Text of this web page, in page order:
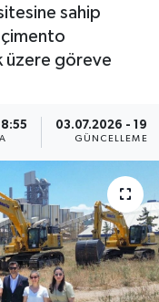
sahip
çimento
üzere göreve
03.07.2026 -
GÜNCELLEME